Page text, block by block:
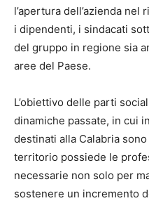
l’apertura dell’azienda
i dipendenti, i sindacati
del gruppo in regione sia
aree del Paese.
L’obiettivo delle parti
dinamiche passate, in cui
destinati alla Calabria
territorio possiede le
necessarie non solo per
sostenere un incremento